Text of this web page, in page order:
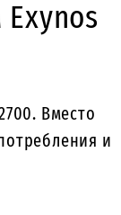
Вместо
и